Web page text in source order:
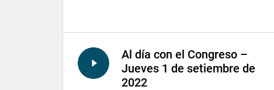
Al día con el Congreso –
Jueves 1 de setiembre de
2022